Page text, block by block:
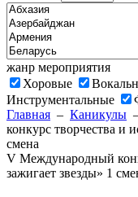
жанр мероприятия
Хоровые
Инструментальные
Главная – Каникулы
конкурс творчества и
смена
V Международный
зажигает звезды» 1